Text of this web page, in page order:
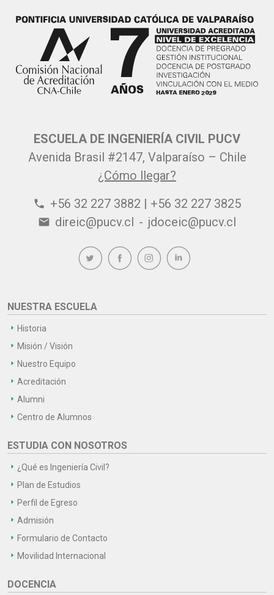
ESCUELA DE INGENIERÍA CIVIL PUCV
Avenida Brasil #2147, Valparaíso – Chile
¿Cómo llegar?
phone +56 32 227 3882 | +56 32 227 3825
email direic@pucv.cl - jdoceic@pucv.cl
NUESTRA ESCUELA
Historia
Misión / Visión
Nuestro Equipo
Acreditación
Alumni
Centro de Alumnos
ESTUDIA CON NOSOTROS
¿Qué es Ingeniería Civil?
Plan de Estudios
Perfil de Egreso
Admisión
Formulario de Contacto
Movilidad Internacional
DOCENCIA